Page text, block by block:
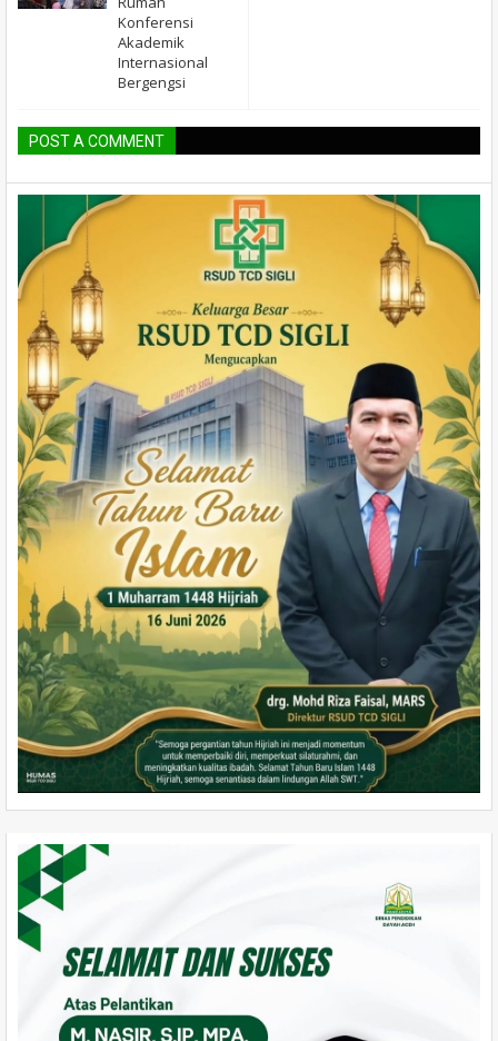
Konferensi
Akademik
Internasional
Bergengsi
POST A COMMENT